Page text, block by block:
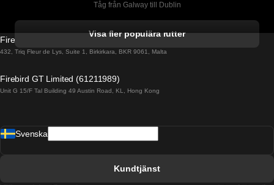
Tåg från Galway till Dublin
Tåg från Porto till Faro
Tåg från Barcelona till Madrid
Visa fler populära rutter
Firebird GT Limited (OC 1451)
432, Triq Fleur de Lys, Suite 1, Birkirkara, BKR 9061, Malta
Firebird GT Limited (61211989)
Unit G 15/F Tal Building 49 Austin Road, KL, Hong Kong
Svenska
Kundtjänst